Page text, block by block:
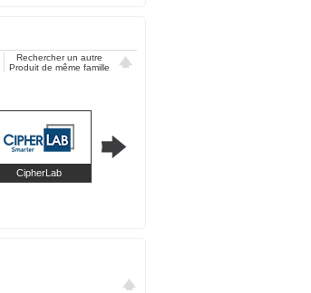
Rechercher un autre
Produit de même famille
CipherLab